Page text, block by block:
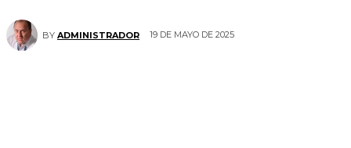
BY ADMINISTRADOR 19 DE MAYO DE 2025